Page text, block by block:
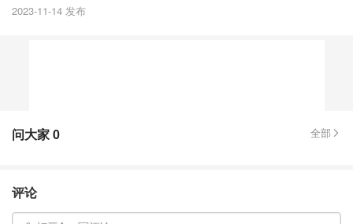
2023-11-14 发布
问大家0 全部
评论